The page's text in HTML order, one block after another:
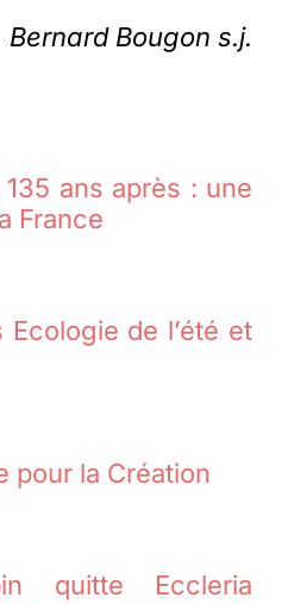
Bernard Bougon s.j.
ans après : une
France
de l’été et
pour la Création
quitte Eccleria